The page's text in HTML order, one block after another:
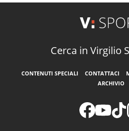
Cerca in Virgilio
CONTENUTI SPECIALI CONTATTACI
ARCHIVIO